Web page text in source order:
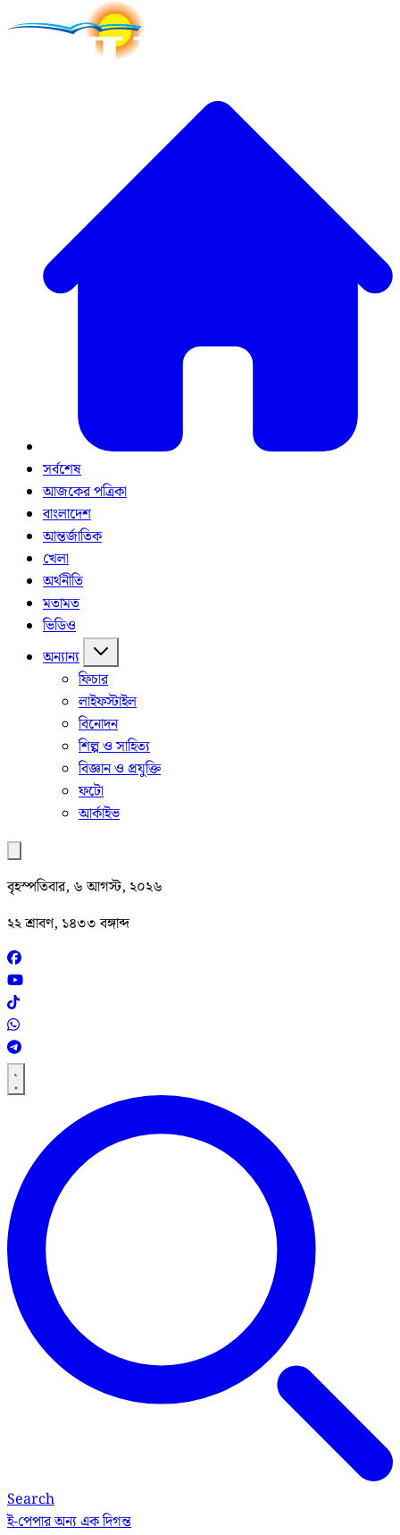
সর্বশেষ
আজকের পত্রিকা
বাংলাদেশ
আন্তর্জাতিক
খেলা
অর্থনীতি
মতামত
ভিডিও
অন্যান্য
ফিচার
লাইফস্টাইল
বিনোদন
শিল্প ও সাহিত্য
বিজ্ঞান ও প্রযুক্তি
ফটো
আর্কাইভ
বৃহস্পতিবার, ৬ আগস্ট, ২০২৬
২২ শ্রাবণ, ১৪৩৩ বঙ্গাব্দ
Search
ই-পেপারঅন্য এক দিগন্ত